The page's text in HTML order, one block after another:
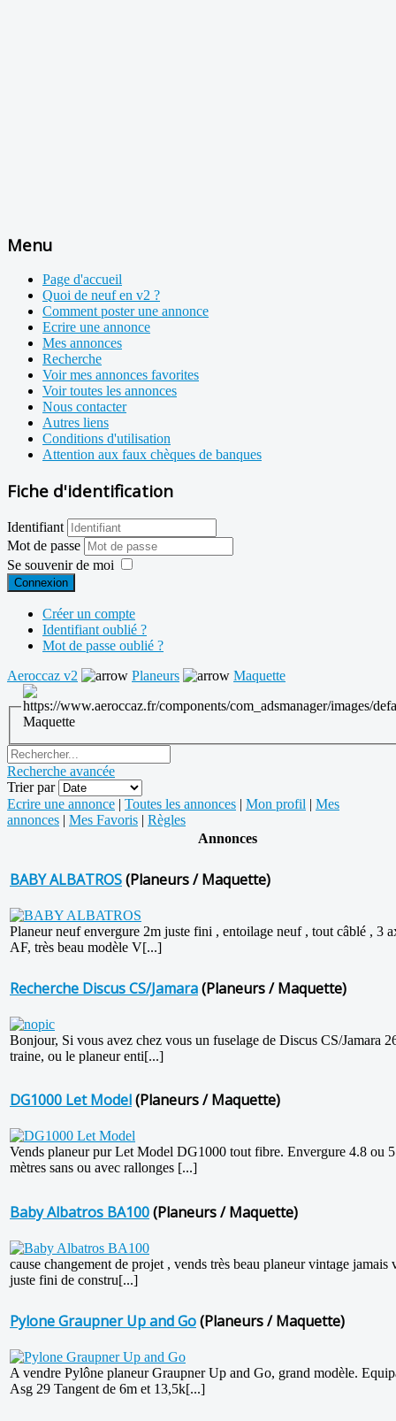
Menu
Page d'accueil
Quoi de neuf en v2 ?
Comment poster une annonce
Ecrire une annonce
Mes annonces
Recherche
Voir mes annonces favorites
Voir toutes les annonces
Nous contacter
Autres liens
Conditions d'utilisation
Attention aux faux chèques de banques
Fiche d'identification
Identifiant
Mot de passe
Se souvenir de moi
Connexion
Créer un compte
Identifiant oublié ?
Mot de passe oublié ?
Aeroccaz v2
Planeurs Maquette
Maquette
Recherche avancée
Trier par
Ecrire une annonce
Toutes les annonces Mon profil
Mes
annonces
Mes Favoris
Règles
Annonces
BABY ALBATROS(Planeurs / Maquette)
Planeur neuf envergure 2m juste fini , entoilage neuf , tout câblé , 3
AF, très beau modèle V[...]
Recherche Discus CS/Jamara(Planeurs / Maquette)
Bonjour, Si vous avez chez vous un fuselage de Discus CS/Jamara
traine, ou le planeur enti[...]
DG1000 Let Model(Planeurs / Maquette)
Vends planeur pur Let Model DG1000 tout fibre. Envergure 4.8 ou
mètres sans ou avec rallonges [...]
Baby Albatros BA100(Planeurs / Maquette)
cause changement de projet , vends très beau planeur vintage jamais
juste fini de constru[...]
Pylone Graupner Up and Go(Planeurs / Maquette)
A vendre Pylône planeur Graupner Up and Go, grand modèle.
Asg 29 Tangent de 6m et 13,5k[...]